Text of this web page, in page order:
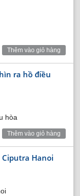
đủ các thiết bị
Thêm vào giỏ hàng
ra hồ điều
hòa
Thêm vào giỏ hàng
Hanoi